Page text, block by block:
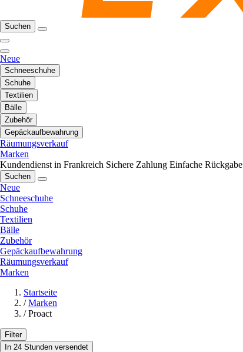
Suchen
Neue
Schneeschuhe
Schuhe
Textilien
Bälle
Zubehör
Gepäckaufbewahrung
Räumungsverkauf
Marken
Kundendienst in Frankreich Sichere Zahlung Einfache Rückgabe
Suchen
Neue
Schneeschuhe
Schuhe
Textilien
Bälle
Zubehör
Gepäckaufbewahrung
Räumungsverkauf
Marken
Startseite
/ Marken
/ Proact
Filter
In 24 Stunden versendet